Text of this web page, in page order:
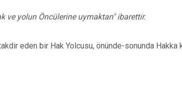
ve yolun Öncülerine uymaktan" ibarettir.
eden bir Hak Yolcusu, önünde-sonunda